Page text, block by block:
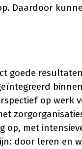
Daardoor
goede
op werk
met
door leren en